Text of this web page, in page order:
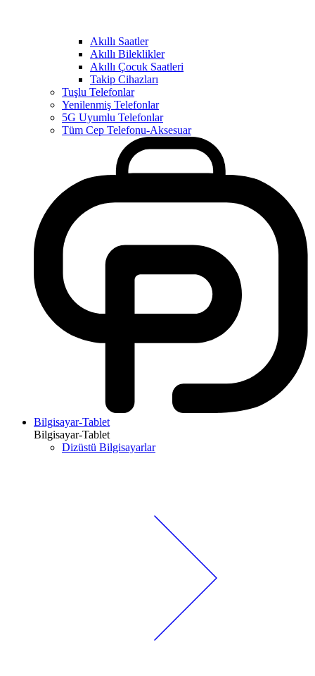
Akıllı Saatler
Akıllı Bileklikler
Akıllı Çocuk Saatleri
Takip Cihazları
Tuşlu Telefonlar
Yenilenmiş Telefonlar
5G Uyumlu Telefonlar
Tüm Cep Telefonu-Aksesuar
Bilgisayar-Tablet
Bilgisayar-Tablet
Dizüstü Bilgisayarlar